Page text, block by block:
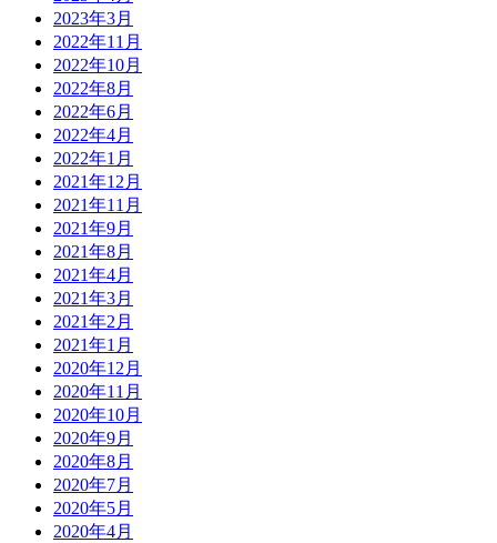
2023年3月
2022年11月
2022年10月
2022年8月
2022年6月
2022年4月
2022年1月
2021年12月
2021年11月
2021年9月
2021年8月
2021年4月
2021年3月
2021年2月
2021年1月
2020年12月
2020年11月
2020年10月
2020年9月
2020年8月
2020年7月
2020年5月
2020年4月